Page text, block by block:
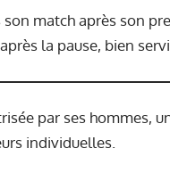
match après son
la pause, bien
par ses hommes,
individuelles.